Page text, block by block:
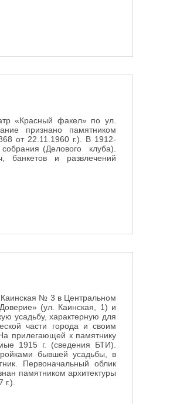
«Красный факел» по ул.
признано памятником
от 22.11.1960 г.). В 1912-
(Делового клуба).
банкетов и развлечений
№ 3 в Центральном
(ул. Каинская, 1) и
усадьбу, характерную для
части города и своим
прилегающей к памятнику
1915 г. (сведения БТИ).
бывшей усадьбы, в
Первоначальный облик
памятником архитектуры